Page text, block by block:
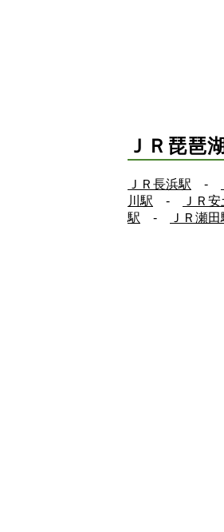
ＪＲ琵琶
ＪＲ長浜駅 -
川駅 - ＪＲ
駅 - ＪＲ瀬田